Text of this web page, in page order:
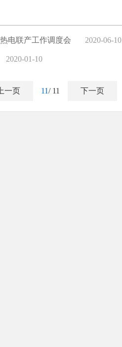
电联产工作调度会 2020-06-10
2020-01-10
上一页 11/ 11 下一页